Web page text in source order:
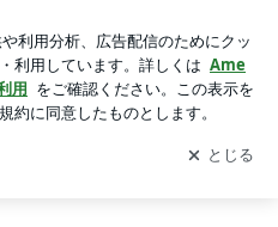
の更新通知
を受け取りまし
開く